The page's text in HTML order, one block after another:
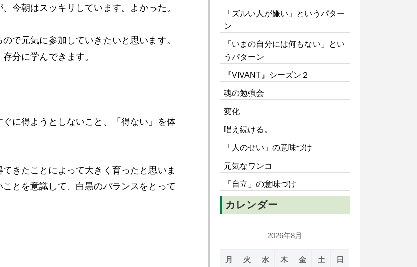
今朝はスッキリしています。よかった。
で元気に参加していきたいと思います。
分に学んできます。
に得ようとしないこと、「得ない」を体
きたことによって大きく育ったと思いま
とを意識して、白黒のバランスをとって
「ズルい人が嫌い」というパター
ン
「いまの自分には何もない」とい
うパターン
『VIVANT』シーズン２
魂の勉強会
変化
唱え続ける。
「人のせい」の意味づけ
元気なワンコ
「自立」の意味づけ
カレンダー
2026年8月
月 火 水 木 金 土 日